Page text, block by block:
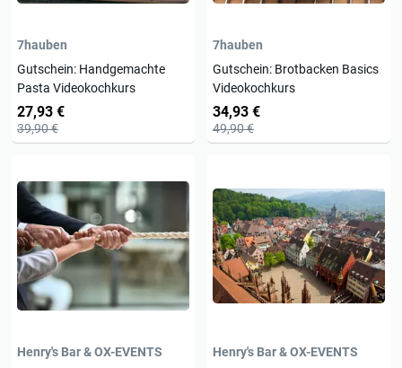
7hauben
Gutschein: Handgemachte
Pasta Videokochkurs
27,93 €
39,90 €
7hauben
Gutschein: Brotbacken Basics
Videokochkurs
34,93 €
49,90 €
Henry's Bar & OX-EVENTS
Henry's Bar & OX-EVENTS